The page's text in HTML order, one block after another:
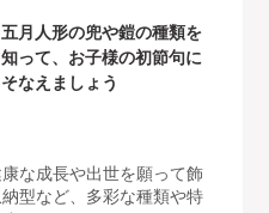
五月人形の兜や鎧の種類を
知って、お子様の初節句に
そなえましょう
な成長や出世を願って飾
型など、多彩な種類や特